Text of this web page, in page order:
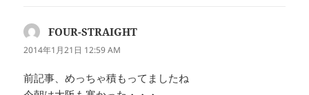
FOUR-STRAIGHT
2014年1月21日 12:59 AM
前記事、めっちゃ積もってましたね